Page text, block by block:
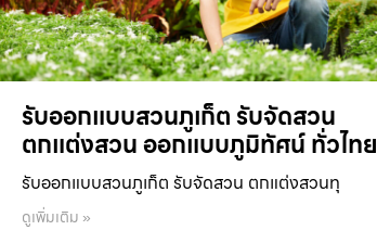
รับออกแบบสวนภูเก็ต รับจัดสวน
ตกแต่งสวน ออกแบบภูมิทัศน์ ทั่วไทย
รับออกแบบสวนภูเก็ต รับจัดสวน ตกแต่งสวนทุ
ดูเพิ่มเติม »